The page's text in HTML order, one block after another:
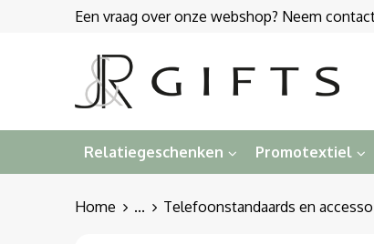
Een vraag over onze webshop? Neem
Relatiegeschenken Promotextiel
Home ... Telefoonstandaards en